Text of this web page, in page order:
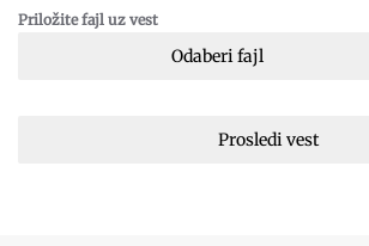
Priložite fajl uz vest
Odaberi fajl
Prosledi vest